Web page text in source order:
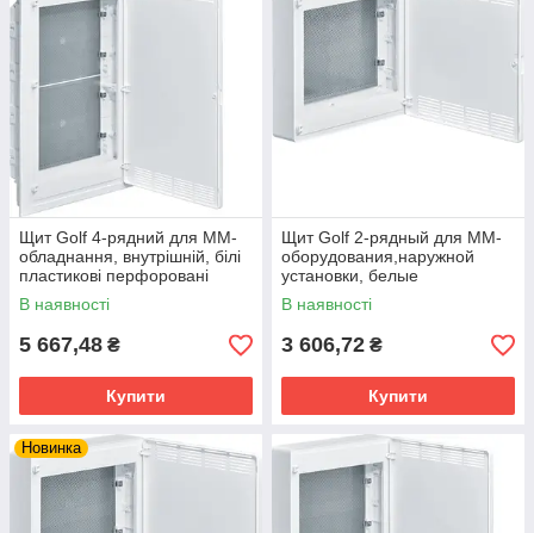
Щит Golf 4-рядний для ММ-
обладнання, внутрішній, білі
пластикові перфоровані
двері
В наявності
5 667,48 ₴
Купити
Щит Golf 2-рядный для ММ-
оборудования,наружной
установки, белые
пластиковые
перфорированные двери
В наявності
3 606,72 ₴
Купити
Новинка